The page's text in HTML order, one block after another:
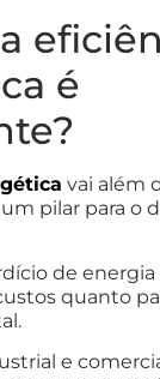
é
vai além
pilar para o
de
quanto
e